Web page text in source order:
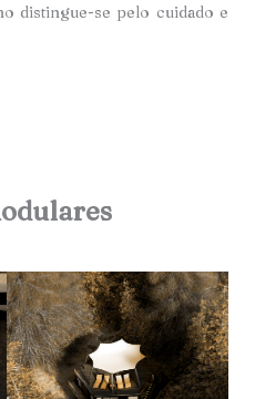
distingue-se pelo cuidado e